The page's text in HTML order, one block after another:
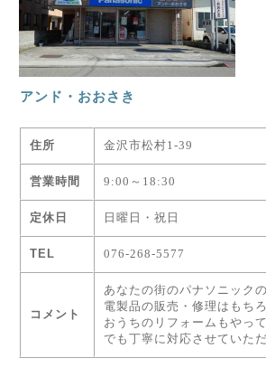
アンド・おおさき
住所 金沢市松村1-39
営業時間 9:00～18:30
定休日 日曜日・祝日
TEL 076-268-5577
コメント
あなたの街のパナソニック
電製品の販売・修理はもち
おうちのリフォームもやっ
でも丁寧に対応させていただ